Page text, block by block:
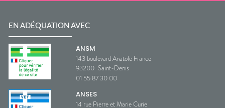
EN ADÉQUATION AVEC
ANSM
143 boulevard Anatole France
93200 Saint-Denis
01 55 87 30 00
ANSES
14 rue Pierre et Marie Curie